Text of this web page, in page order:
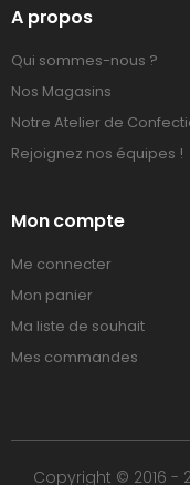
A propos
Qui sommes-nous ?
Nos Magasins
Notre Atelier de
Rejoignez nos équipes !
Mon compte
Me connecter
Mon panier
Ma liste de souhait
Mes commandes
Copyright © 2016 -